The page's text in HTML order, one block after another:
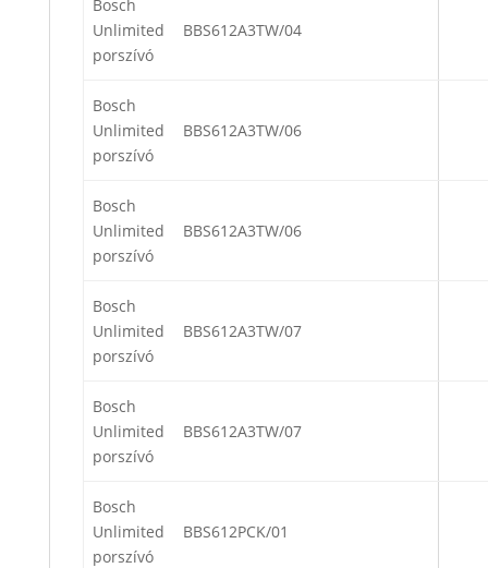
Bosch
Unlimited
porszívó
BBS612A3TW/04
Bosch
Unlimited
porszívó
BBS612A3TW/06
Bosch
Unlimited
porszívó
BBS612A3TW/06
Bosch
Unlimited
porszívó
BBS612A3TW/07
Bosch
Unlimited
porszívó
BBS612A3TW/07
Bosch
Unlimited
porszívó
BBS612PCK/01